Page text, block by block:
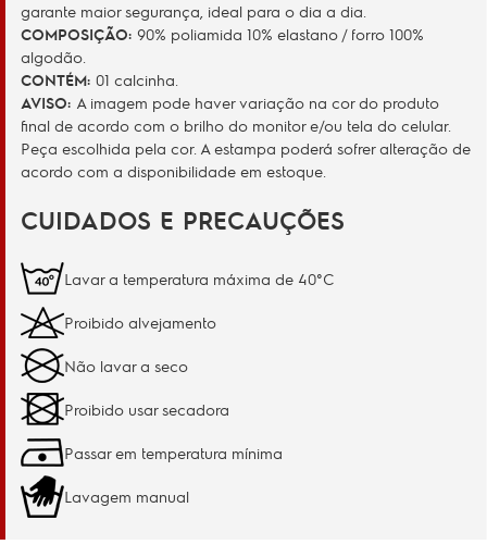
garante maior segurança, ideal para o dia a dia.
COMPOSIÇÃO: 90% poliamida 10% elastano / forro 100%
algodão.
CONTÉM: 01 calcinha.
AVISO: A imagem pode haver variação na cor do produto
final de acordo com o brilho do monitor e/ou tela do celular.
Peça escolhida pela cor. A estampa poderá sofrer alteração de
acordo com a disponibilidade em estoque.
CUIDADOS E PRECAUÇÕES
Lavar a temperatura máxima de 40°C
Proibido alvejamento
Não lavar a seco
Proibido usar secadora
Passar em temperatura mínima
Lavagem manual